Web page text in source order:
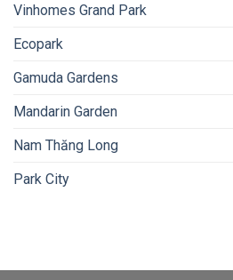
Vinhomes Grand Park
Ecopark
Gamuda Gardens
Mandarin Garden
Nam Thăng Long
Park City